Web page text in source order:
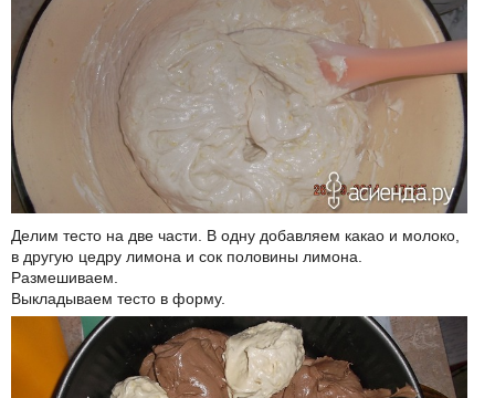
Делим тесто на две части. В одну добавляем какао и молоко,
в другую цедру лимона и сок половины лимона.
Размешиваем.
Выкладываем тесто в форму.